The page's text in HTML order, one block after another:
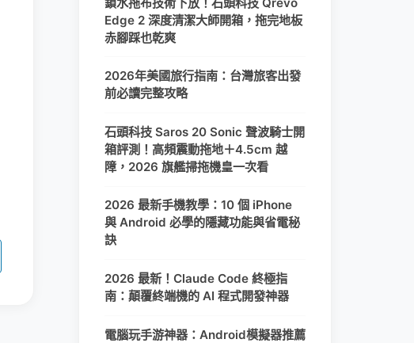
Edge 2 深度清潔大師開箱，拖完地板
赤腳踩也乾爽
2026年美國旅行指南：台灣旅客出發
前必讀完整攻略
石頭科技 Saros 20 Sonic 聲波騎士開
箱評測！高頻震動拖地＋4.5cm 越
障，2026 旗艦掃拖機皇一次看
2026 最新手機教學：10 個 iPhone
與 Android 必學的隱藏功能與省電秘
訣
2026 最新！Claude Code 終極指
南：顛覆終端機的 AI 程式開發神器
電腦玩手游神器：Android模擬器推薦